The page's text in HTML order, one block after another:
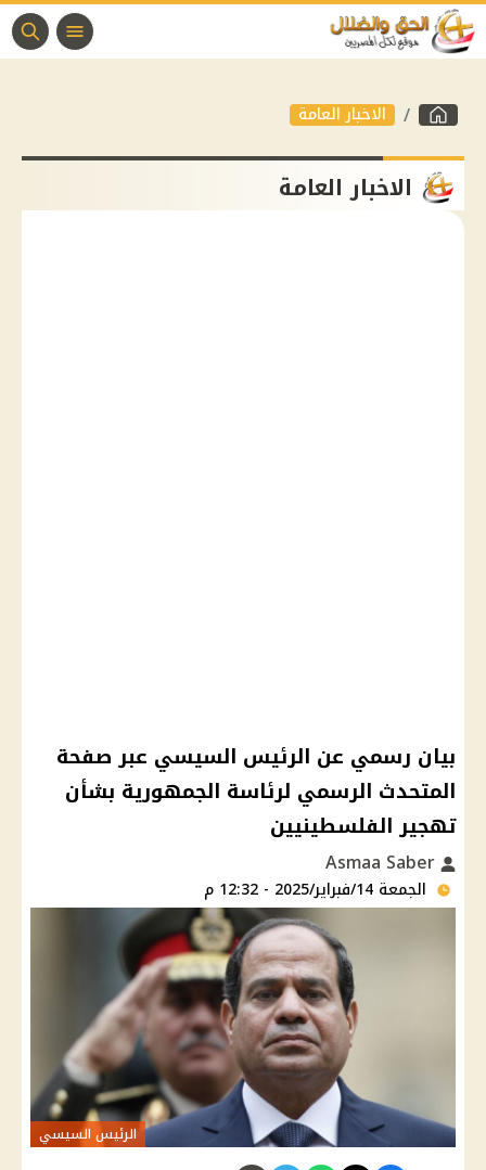
الاخبار العامة
الاخبار العامة
بيان رسمي عن الرئيس السيسي عبر صفحة
المتحدث الرسمي لرئاسة الجمهورية بشأن
تهجير الفلسطينيين
الجمعة 14/فبراير/2025 - 12:32 م
الرئيس السيسي